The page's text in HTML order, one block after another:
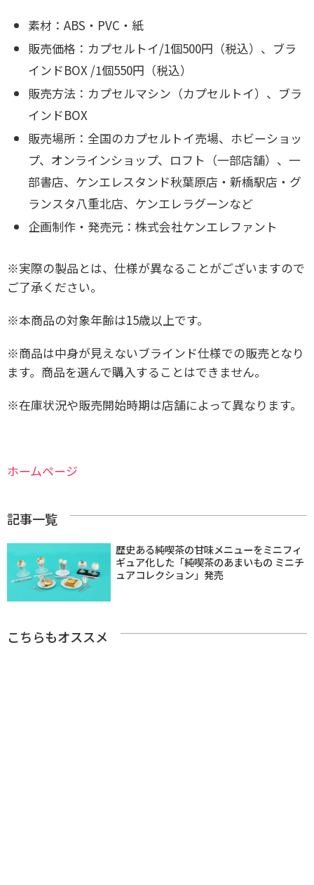
素材：ABS・PVC・紙
販売価格：カプセルトイ/1個500円（税込）、ブラ
インドBOX /1個550円（税込）
販売方法：カプセルマシン（カプセルトイ）、ブラ
インドBOX
販売場所：全国のカプセルトイ売場、ホビーショッ
プ、オンラインショップ、ロフト（一部店舗）、一
部書店、ケンエレスタンド秋葉原店・新橋駅店・グ
ランスタ八重北店、ケンエレラグーンなど
企画制作・発売元：株式会社ケンエレファント
※実際の製品とは、仕様が異なることがございますので
ご了承ください。
※本商品の対象年齢は15歳以上です。
※商品は中身が見えないブラインド仕様での販売となり
ます。商品を選んで購入することはできません。
※在庫状況や販売開始時期は店舗によって異なります。
ホームページ
記事一覧
歴史ある純喫茶の甘味メニューをミニフィ
ギュア化した「純喫茶のあまいもの ミニチ
ュアコレクション」発売
こちらもオススメ